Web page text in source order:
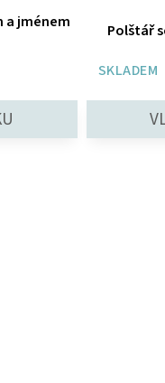
a jménem
Polštář
SKLADEM